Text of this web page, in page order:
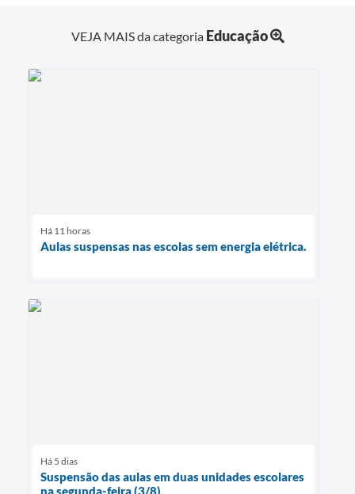
VEJA MAIS da categoria Educação
Há 11 horas
Aulas suspensas nas escolas sem energia elétrica.
Há 5 dias
Suspensão das aulas em duas unidades escolares
na segunda-feira (3/8)